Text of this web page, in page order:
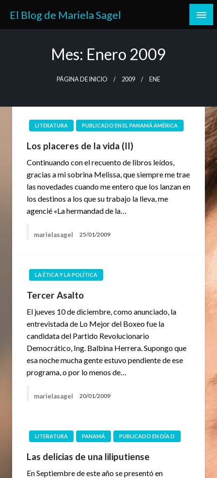
contenido
El Blog de Mariela Sagel
Mes: Enero 2009
PÁGINA DE INICIO 2009 ENE
LITERATURA PUBLICADO EN EL PANAMÁ AMÉRICA
Los placeres de la vida (II)
Continuando con el recuento de libros leídos,
gracias a mi sobrina Melissa, que siempre me trae
las novedades cuando me entero que los lanzan en
los destinos a los que su trabajo la lleva, me
agencié «La hermandad de la…
marielasagel 25/01/2009
LA ÉTICA Y LA POLÍTICA
Tercer Asalto
El jueves 10 de diciembre, como anunciado, la
entrevistada de Lo Mejor del Boxeo fue la
candidata del Partido Revolucionario
Democrático, Ing. Balbina Herrera. Supongo que
esa noche mucha gente estuvo pendiente de ese
programa, o por lo menos de…
marielasagel 20/01/2009
LITERATURA PANAMÁ PUBLICADO EN DÍA D
Las delicias de una liliputiense
En Septiembre de este año se presentó en